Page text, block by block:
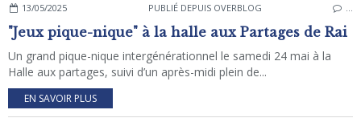
13/05/2025 PUBLIÉ DEPUIS OVERBLOG
"Jeux pique-nique" à la halle aux Partages de Rai
Un grand pique-nique intergénérationnel le samedi 24 mai à la
Halle aux partages, suivi d’un après-midi plein de...
EN SAVOIR PLUS